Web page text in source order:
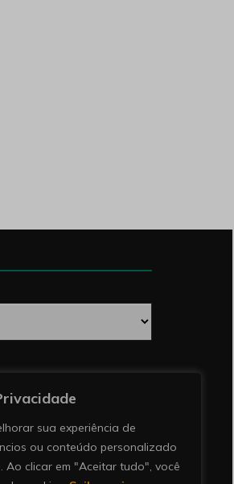
sua experiência de
ou conteúdo personalizado
clicar em "Aceitar tudo", você